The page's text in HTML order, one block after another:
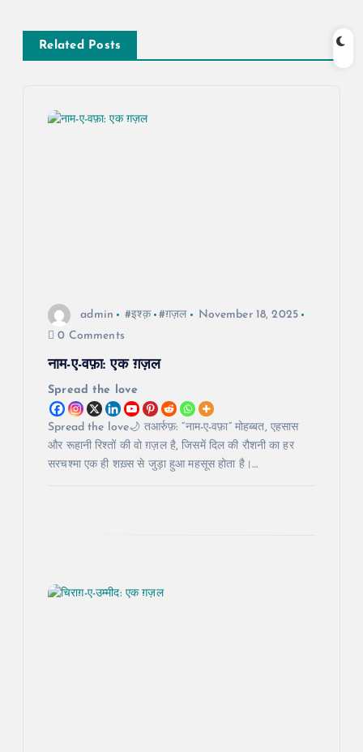
n
a
Related Posts
admin #इश्क़ #ग़ज़ल
November 18, 2025
0 Comments
नाम-ए-वफ़ा: एक ग़ज़ल
Spread the love
Spread the love🌙 तआर्रुफ़: “नाम-ए-वफ़ा” मोहब्बत, एहसास
और रूहानी रिश्तों की वो ग़ज़ल है, जिसमें दिल की रौशनी का हर
सरचश्मा एक ही शख़्स से जुड़ा हुआ महसूस होता है।…